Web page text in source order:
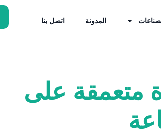
المدونة اتصل بنا
متعمقة على